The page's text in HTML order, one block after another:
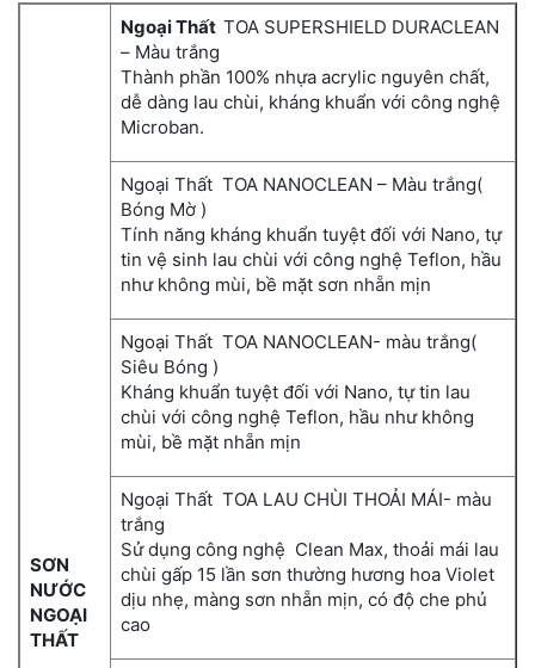
SƠN
NƯỚC
NGOẠI
THẤT
Ngoại Thất TOA SUPERSHIELD DURACLEAN
– Màu trắng
Thành phần 100% nhựa acrylic nguyên chất,
dễ dàng lau chùi, kháng khuẩn với công nghệ
Microban.
Ngoại Thất TOA NANOCLEAN – Màu trắng(
Bóng Mờ )
Tính năng kháng khuẩn tuyệt đối với Nano, tự
tin vệ sinh lau chùi với công nghệ Teflon, hầu
như không mùi, bề mặt sơn nhẵn mịn
Ngoại Thất TOA NANOCLEAN- màu trắng(
Siêu Bóng )
Kháng khuẩn tuyệt đối với Nano, tự tin lau
chùi với công nghệ Teflon, hầu như không
mùi, bề mặt nhẵn mịn
Ngoại Thất TOA LAU CHÙI THOẢI MÁI- màu
trắng
Sử dụng công nghệ Clean Max, thoải mái lau
chùi gấp 15 lần sơn thường hương hoa Violet
dịu nhẹ, màng sơn nhẵn mịn, có độ che phủ
cao